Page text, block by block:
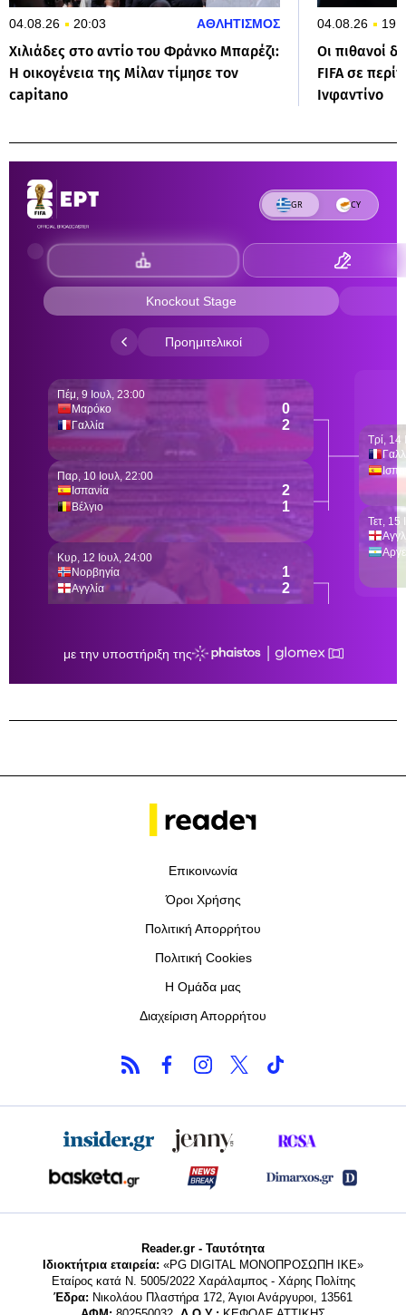
04.08.26 20:03 ΑΘΛΗΤΙΣΜΟΣ
Χιλιάδες στο αντίο του Φράνκο Μπαρέζι:
Η οικογένεια της Μίλαν τίμησε τον
capitano
04.08.26
Οι πιθανοί
FIFA σε
Ινφαντίνο
Επικοινωνία
Όροι Χρήσης
Πολιτική Απορρήτου
Πολιτική Cookies
Η Ομάδα μας
Διαχείριση Απορρήτου
Reader.gr - Ταυτότητα
Ιδιοκτήτρια εταιρεία: «PG DIGITAL MONΟΠΡΟΣΩΠΗ ΙΚΕ»
Εταίρος κατά Ν. 5005/2022 Χαράλαμπος - Χάρης Πολίτης
Έδρα: Νικολάου Πλαστήρα 172, Άγιοι Ανάργυροι, 13561